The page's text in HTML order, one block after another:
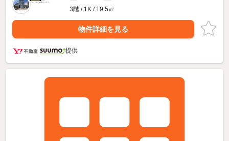
3階 / 1K / 19.5㎡
物件詳細を見る
提供